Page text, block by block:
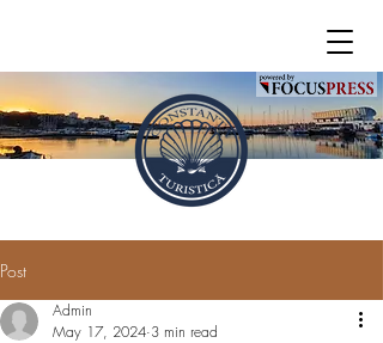
Post
Admin
May 17, 2024 3 min read